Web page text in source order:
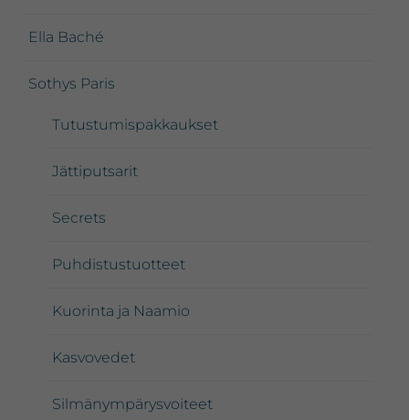
Ella Baché
Sothys Paris
Tutustumispakkaukset
Jättiputsarit
Secrets
Puhdistustuotteet
Kuorinta ja Naamio
Kasvovedet
Silmänympärysvoiteet